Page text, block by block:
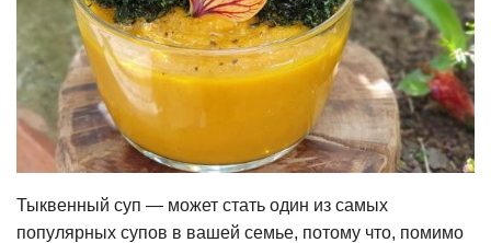
Тыквенный суп — может стать один из самых
популярных супов в вашей семье, потому что, помимо